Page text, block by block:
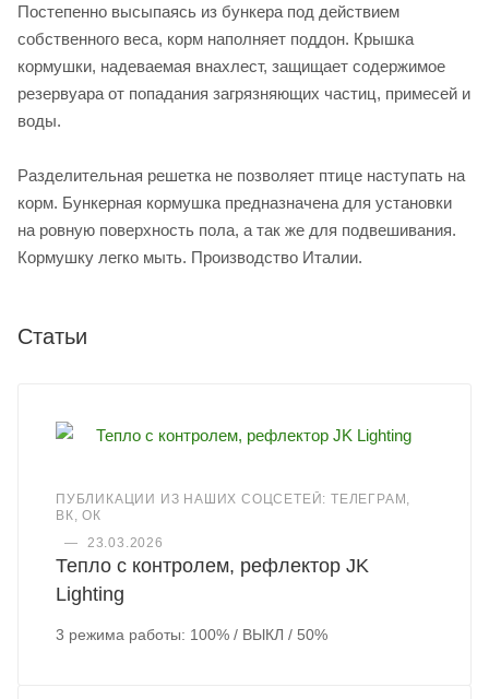
Постепенно высыпаясь из бункера под действием
собственного веса, корм наполняет поддон. Крышка
кормушки, надеваемая внахлест, защищает содержимое
резервуара от попадания загрязняющих частиц, примесей и
воды.
Разделительная решетка не позволяет птице наступать на
корм. Бункерная кормушка предназначена для установки
на ровную поверхность пола, а так же для подвешивания.
Кормушку легко мыть. Производство Италии.
Статьи
ПУБЛИКАЦИИ ИЗ НАШИХ СОЦСЕТЕЙ: ТЕЛЕГРАМ,
ВК, ОК
—
23.03.2026
Тепло с контролем, рефлектор JK
Lighting
3 режима работы: 100% / ВЫКЛ / 50%